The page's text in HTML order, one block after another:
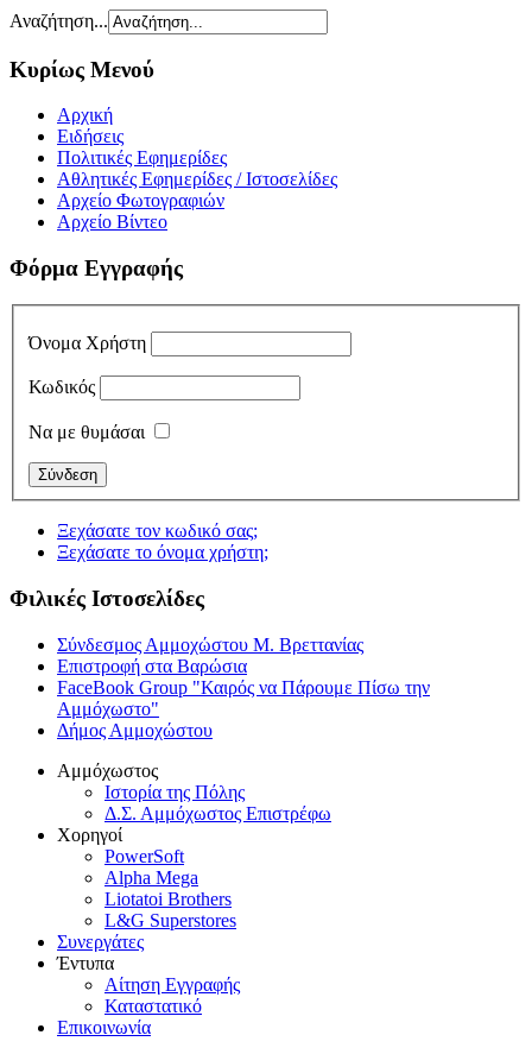
Αναζήτηση...
Κυρίως Μενού
Αρχική
Ειδήσεις
Πολιτικές Εφημερίδες
Αθλητικές Εφημερίδες / Ιστοσελίδες
Αρχείο Φωτογραφιών
Αρχείο Βίντεο
Φόρμα Εγγραφής
Όνομα Χρήστη
Κωδικός
Να με θυμάσαι
Ξεχάσατε τον κωδικό σας;
Ξεχάσατε το όνομα χρήστη;
Φιλικές Ιστοσελίδες
Σύνδεσμος Αμμοχώστου Μ. Βρεττανίας
Επιστροφή στα Βαρώσια
FaceBook Group "Καιρός να Πάρουμε Πίσω την
Αμμόχωστο"
Δήμος Αμμοχώστου
Αμμόχωστος
Ιστορία της Πόλης
Δ.Σ. Αμμόχωστος Επιστρέφω
Χορηγοί
PowerSoft
Alpha Mega
Liotatoi Brothers
L&G Superstores
Συνεργάτες
Έντυπα
Αίτηση Εγγραφής
Καταστατικό
Επικοινωνία